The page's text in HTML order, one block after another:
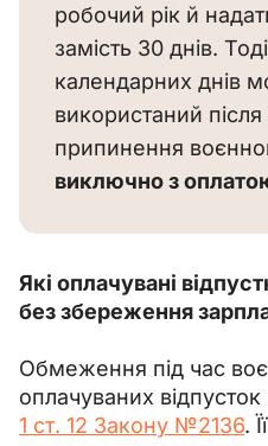
робочий рік й
замість 30 днів.
календарних днів
використаний
припинення
виключно з
Які оплачувані
без збереження
Обмеження під час
оплачуваних
1 ст. 12 Закону №2136.